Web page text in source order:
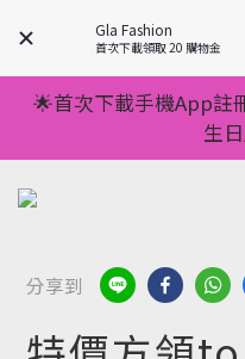
Gla Fashion
首次下載領取 20 購物金
💥正價服裝滿減優惠💥
$20 ✅第三件減
💥正價服裝滿減優惠
$20 ✅第三件減
🌟首次下載手機App註
生
🌟手機App消費儲積分
累積滿
💥正價服裝滿減優惠💥
$20 ✅第三件減
分享到